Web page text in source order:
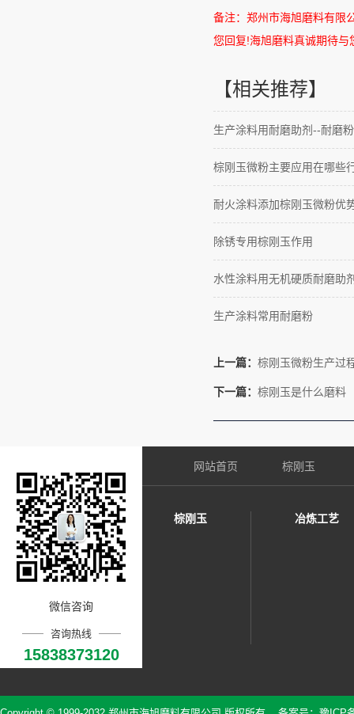
备注：郑州市海旭磨料有限
您回复!海旭磨料真诚期待与
【相关推荐】
生产涂料用耐磨助剂--耐磨粉
棕刚玉微粉主要应用在哪些
耐火涂料添加棕刚玉微粉优
除锈专用棕刚玉作用
水性涂料用无机硬质耐磨助
生产涂料常用耐磨粉
上一篇： 棕刚玉微粉生产过
下一篇： 棕刚玉是什么磨料
微信咨询
咨询热线
15838373120
网站首页 棕刚玉
棕刚玉 冶炼工艺